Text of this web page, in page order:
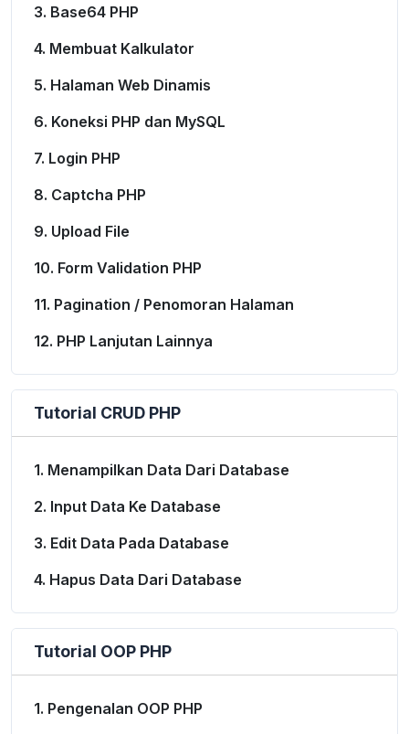
3. Base64 PHP
4. Membuat Kalkulator
5. Halaman Web Dinamis
6. Koneksi PHP dan MySQL
7. Login PHP
8. Captcha PHP
9. Upload File
10. Form Validation PHP
11. Pagination / Penomoran Halaman
12. PHP Lanjutan Lainnya
Tutorial CRUD PHP
1. Menampilkan Data Dari Database
2. Input Data Ke Database
3. Edit Data Pada Database
4. Hapus Data Dari Database
Tutorial OOP PHP
1. Pengenalan OOP PHP